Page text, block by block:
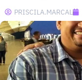
PRISCILA.MARCAL